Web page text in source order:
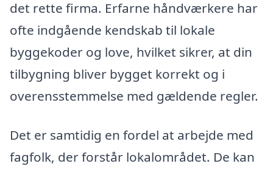
det rette firma. Erfarne håndværkere har
ofte indgående kendskab til lokale
byggekoder og love, hvilket sikrer, at din
tilbygning bliver bygget korrekt og i
overensstemmelse med gældende regler.
Det er samtidig en fordel at arbejde med
fagfolk, der forstår lokalområdet. De kan